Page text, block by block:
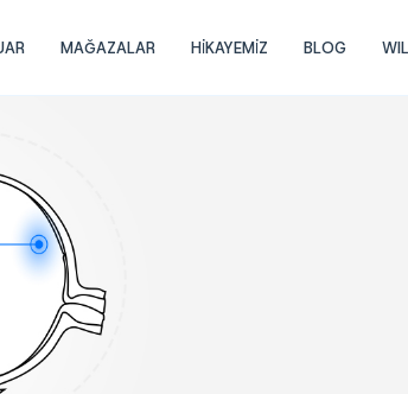
MAĞAZALAR HİKAYEMİZ BLOG